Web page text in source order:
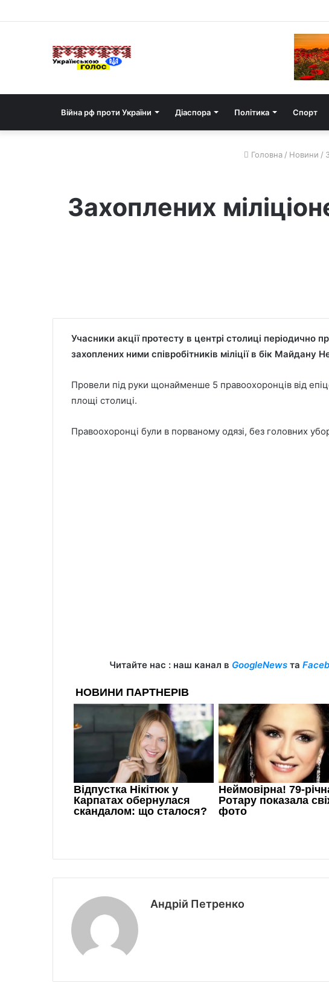
Війна рф проти України Діаспора Політика Спорт
Головна / Новини /
Захоплених
Учасники акції протесту в центрі столиці періодично
захоплених ними співробітників міліції в бік Майдану
Провели під руки щонайменше 5 правоохоронців від
площі столиці.
Правоохоронці були в порваному одязі, без головних
Читайте нас : наш канал в GoogleNewsта
Андрій Петренко